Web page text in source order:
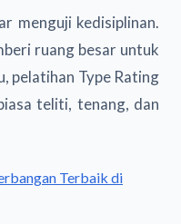
menguji kedisiplinan.
ruang besar untuk
pelatihan Type Rating
teliti, tenang, dan
Terbaik di